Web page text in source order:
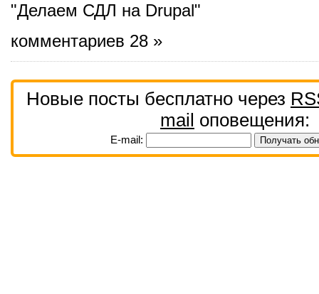
"Делаем СДЛ на Drupal"
комментариев 28 »
Новые посты бесплатно через
mail оповещения:
E-mail: